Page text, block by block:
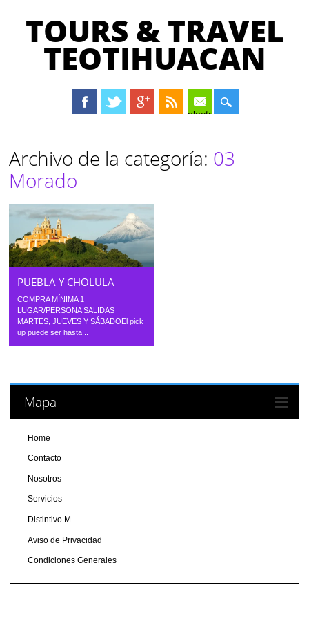
TOURS & TRAVEL
TEOTIHUACAN
electrónico
Menú principal
al
contenido
Archivo de la categoría: 03
Morado
PUEBLA Y CHOLULA
COMPRA MÍNIMA 1
LUGAR/PERSONA SALIDAS
MARTES, JUEVES Y SÁBADOEl pick
up puede ser hasta...
Mapa
Home
Contacto
Nosotros
Servicios
Distintivo M
Aviso de Privacidad
Condiciones Generales